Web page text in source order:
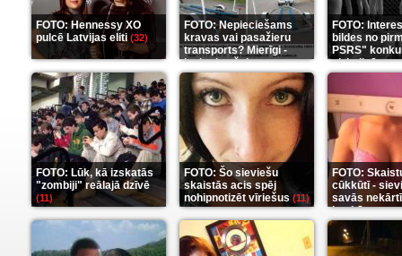
FOTO: Hennessy XO
pulcē Latvijas eliti(32)
FOTO: Nepieciešams
kravas vai pasažieru
transports? Mierīgi -
ieskaties šeit(35)
FOTO:
bildes no
PSRS"
aizkulisēm
FOTO: Lūk, kā izskatās
"zombiji" reālajā dzīvē
(11)
FOTO: Šo sieviešu
skaistās acis spēj
nohipnotizēt vīriešus (11)
FOTO:
cūkkūtī -
savās
istabās(12)